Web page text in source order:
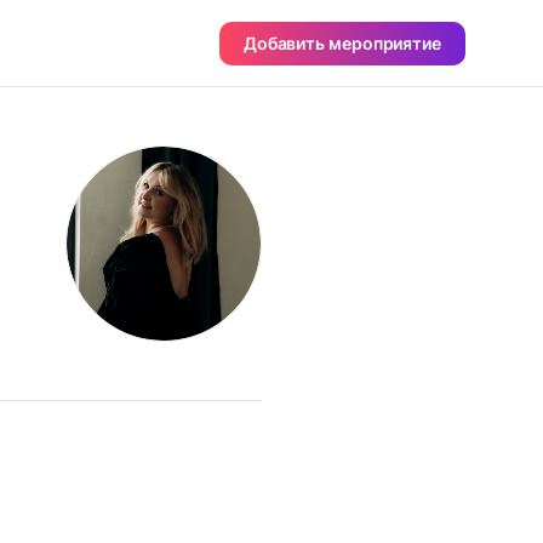
Добавить мероприятие